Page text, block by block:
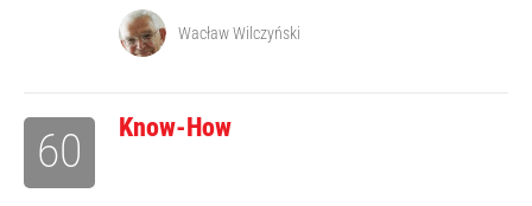
Wacław Wilczyński
Know-How
60